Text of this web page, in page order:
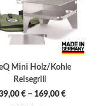
Mini Holz/Kohle
Reisegrill
€– 169,00 €